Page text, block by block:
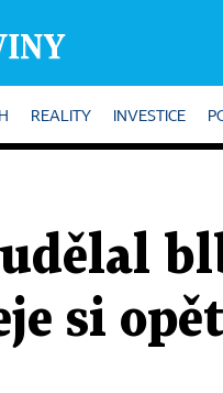
REALITY INVESTICE
si